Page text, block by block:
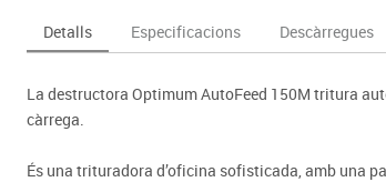
Videoprojecció
Taules escolars, abatibles i polivalents
Penjadors, prestatges i taquilles
Entrenament
Detalls Especificacions Descàrregues
La destructora Optimum AutoFeed 150M tritura
càrrega.
És una trituradora d’oficina sofisticada, amb una